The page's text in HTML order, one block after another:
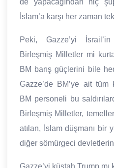
de yapacağından hiç
İslam’a karşı her zaman
Peki, Gazze’yi
Birleşmiş Milletler mi
BM barış güçlerini bile
Gazze’de BM’ye ait
BM personeli bu
Birleşmiş Milletler,
atılan, İslam düşmanı bir
diğer sömürgeci